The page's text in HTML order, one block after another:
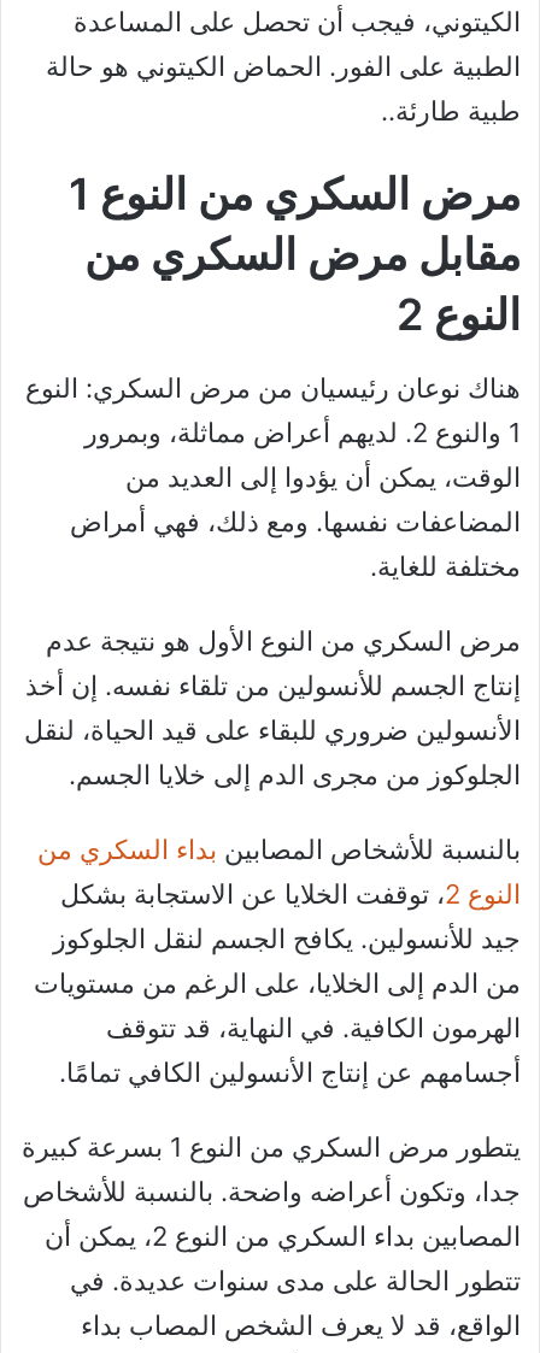
الكيتوني، فيجب أن تحصل على المساعدة
الطبية على الفور. الحماض الكيتوني هو حالة
طبية طارئة..
مرض السكري من النوع 1
مقابل مرض السكري من
النوع 2
هناك نوعان رئيسيان من مرض السكري: النوع
1 والنوع 2. لديهم أعراض مماثلة، وبمرور
الوقت، يمكن أن يؤدوا إلى العديد من
المضاعفات نفسها. ومع ذلك، فهي أمراض
مختلفة للغاية.
مرض السكري من النوع الأول هو نتيجة عدم
إنتاج الجسم للأنسولين من تلقاء نفسه. إن أخذ
الأنسولين ضروري للبقاء على قيد الحياة، لنقل
الجلوكوز من مجرى الدم إلى خلايا الجسم.
بالنسبة للأشخاص المصابين بداء السكري من
النوع 2
، توقفت الخلايا عن الاستجابة بشكل
جيد للأنسولين. يكافح الجسم لنقل الجلوكوز
من الدم إلى الخلايا، على الرغم من مستويات
الهرمون الكافية. في النهاية، قد تتوقف
أجسامهم عن إنتاج الأنسولين الكافي تمامًا.
يتطور مرض السكري من النوع 1 بسرعة كبيرة
جدا، وتكون أعراضه واضحة. بالنسبة للأشخاص
المصابين بداء السكري من النوع 2، يمكن أن
تتطور الحالة على مدى سنوات عديدة. في
الواقع، قد لا يعرف الشخص المصاب بداء